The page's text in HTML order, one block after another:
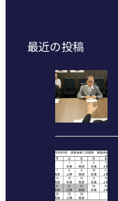
最近の投稿